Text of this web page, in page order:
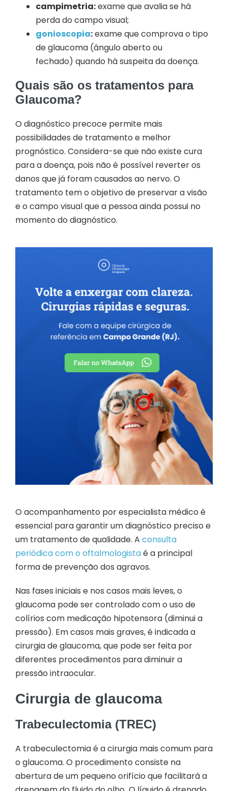
campimetria:exame que avalia se há
perda do campo visual;
gonioscopia:exame que comprova o tipo
de glaucoma (ângulo aberto ou
fechado) quando há suspeita da doença.
Quais são os tratamentos para
Glaucoma?
O diagnóstico precoce permite mais
possibilidades de tratamento e melhor
prognóstico. Considera-se que não existe cura
para a doença, pois não é possível reverter os
danos que já foram causados ao nervo. O
tratamento tem o objetivo de preservar a visão
e o campo visual que a pessoa ainda possui no
momento do diagnóstico.
O acompanhamento por especialista médico é
essencial para garantir um diagnóstico preciso e
um tratamento de qualidade. A consulta
periódica com o oftalmologistaé a principal
forma de prevenção dos agravos.
Nas fases iniciais e nos casos mais leves, o
glaucoma pode ser controlado com o uso de
colírios com medicação hipotensora (diminui a
pressão). Em casos mais graves, é indicada a
cirurgia de glaucoma, que pode ser feita por
diferentes procedimentos para diminuir a
pressão intraocular.
Cirurgia de glaucoma
Trabeculectomia (TREC)
A trabeculectomia é a cirurgia mais comum para
o glaucoma. O procedimento consiste na
abertura de um pequeno orifício que facilitará a